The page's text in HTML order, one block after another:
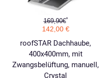
169,90€*
142,00 €
roofSTAR Dachhaube,
400x400mm, mit
Zwangsbelüftung, manuell,
Crystal